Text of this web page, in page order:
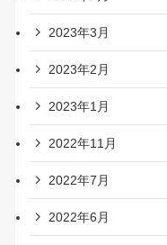
2023年3月
2023年2月
2023年1月
2022年11月
2022年7月
2022年6月